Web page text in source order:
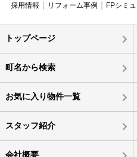
採用情報
リフォーム事例 FPシミ
トップページ
町名から検索
お気に入り物件一覧
スタッフ紹介
会社概要